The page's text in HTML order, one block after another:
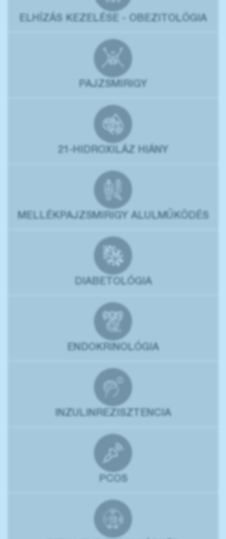
ELHÍZÁS KEZELÉSE - OBEZITOLÓGIA
PAJZSMIRIGY
21-HIDROXILÁZ HIÁNY
MELLÉKPAJZSMIRIGY ALULMŰKÖDÉS
DIABETOLÓGIA
ENDOKRINOLÓGIA
INZULINREZISZTENCIA
PCOS